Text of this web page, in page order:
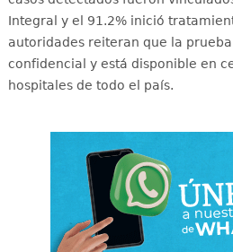
Integral y el 91.2% inició
autoridades reiteran que la
confidencial y está disponible en
hospitales de todo el país.